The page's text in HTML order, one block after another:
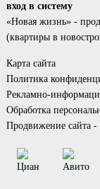
вход в систему
«Новая жизнь»-
(квартиры в
Карта сайта
Политика
Рекламно-
Обработка
Продвижение сайта